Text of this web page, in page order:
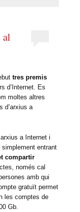
al
tres premis
d’Internet. Es
moltes altres
d’arxius a
a Internet i
entrant
compartir
només cal
amb qui
gratuït permet
les comptes de
Gb.